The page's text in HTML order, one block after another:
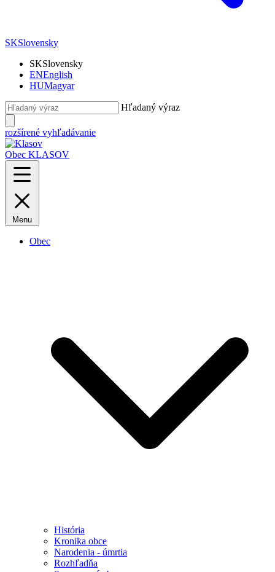
SKSlovensky
SKSlovensky
ENEnglish
HUMagyar
Hľadaný výraz
rozšírené vyhľadávanie
Obec KLASOV
Menu
Obec
História
Kronika obce
Narodenia - úmrtia
Rozhľadňa